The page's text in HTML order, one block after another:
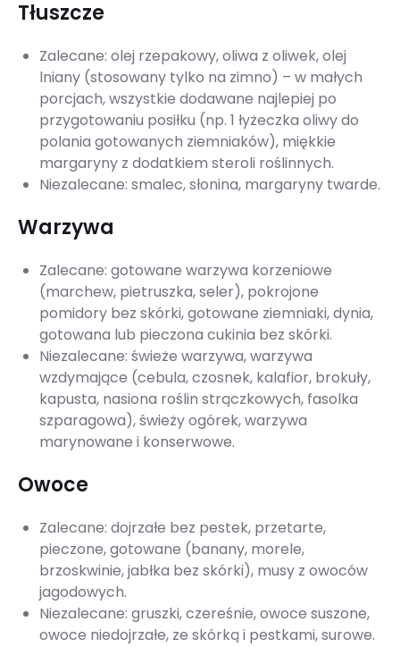
Tłuszcze
Zalecane: olej rzepakowy, oliwa z oliwek, olej
lniany (stosowany tylko na zimno) – w małych
porcjach, wszystkie dodawane najlepiej po
przygotowaniu posiłku (np. 1 łyżeczka oliwy do
polania gotowanych ziemniaków), miękkie
margaryny z dodatkiem steroli roślinnych.
Niezalecane: smalec, słonina, margaryny twarde.
Warzywa
Zalecane: gotowane warzywa korzeniowe
(marchew, pietruszka, seler), pokrojone
pomidory bez skórki, gotowane ziemniaki, dynia,
gotowana lub pieczona cukinia bez skórki.
Niezalecane: świeże warzywa, warzywa
wzdymające (cebula, czosnek, kalafior, brokuły,
kapusta, nasiona roślin strączkowych, fasolka
szparagowa), świeży ogórek, warzywa
marynowane i konserwowe.
Owoce
Zalecane: dojrzałe bez pestek, przetarte,
pieczone, gotowane (banany, morele,
brzoskwinie, jabłka bez skórki), musy z owoców
jagodowych.
Niezalecane: gruszki, czereśnie, owoce suszone,
owoce niedojrzałe, ze skórką i pestkami, surowe.